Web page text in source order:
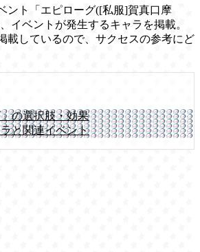
ント「エピローグ([私服]賀真口摩
イベントが発生するキャラを掲載。
載しているので、サクセスの参考にど
の選択肢・効果
と関連イベント